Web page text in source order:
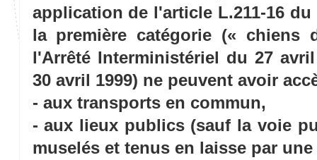
application de l'article L.211-16
la première catégorie (« chiens
l'Arrêté Interministériel du 27
30 avril 1999) ne peuvent avoir
- aux transports en commun,
- aux lieux publics (sauf la voie
muselés et tenus en laisse par